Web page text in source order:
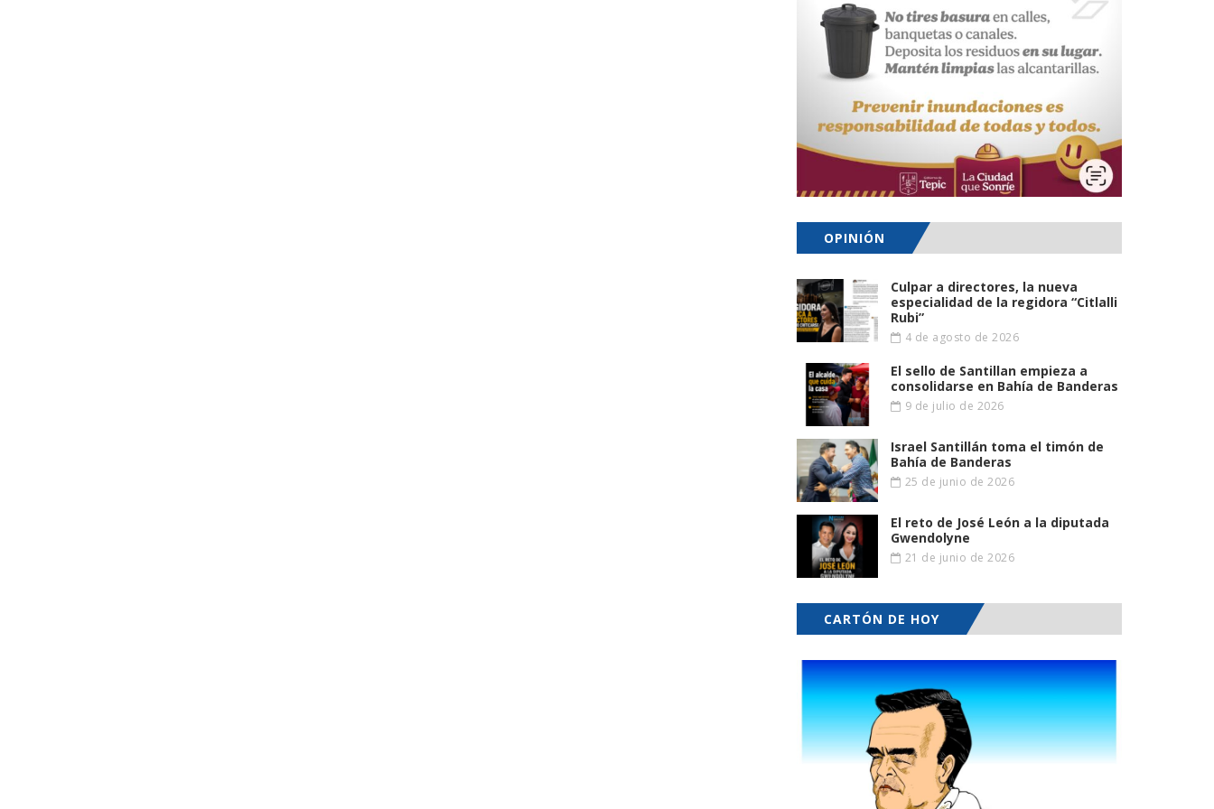
OPINIÓN
Culpar a directores, la nueva
especialidad de la regidora “Citlalli
Rubi”
4 de agosto de 2026
El sello de Santillan empieza a
consolidarse en Bahía de Banderas
9 de julio de 2026
Israel Santillán toma el timón de
Bahía de Banderas
25 de junio de 2026
El reto de José León a la diputada
Gwendolyne
21 de junio de 2026
CARTÓN DE HOY